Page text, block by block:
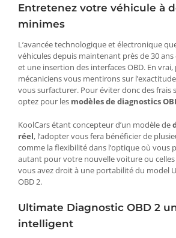
Entretenez votre véhicule à
minimes
L’avancée technologique et électronique
véhicules depuis maintenant près de 30 ans
et une insertion des interfaces OBD. En vrai,
mécaniciens vous mentirons sur
vous surfacturer. Pour éviter donc des frais
optez pour les modèles de diagnostics
KoolCars étant concepteur d’un modèle de
réel, l’adopter vous fera bénéficier de
comme la flexibilité dans l’optique où vous
autant pour votre nouvelle voiture ou
vous avez droit à une portabilité du model
OBD 2.
Ultimate Diagnostic OBD 2
intelligent